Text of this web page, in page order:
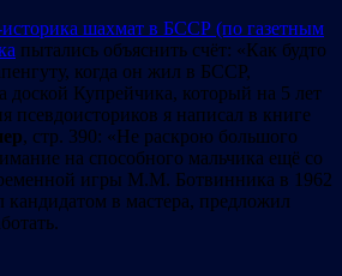
историка шахмат в БССР (по газетным
пытались объяснить счёт: «Как будто
когда он жил в БССР,
доской Купрейчика, который на 5 лет
псевдоисториков я написал в книге
, стр. 390: «Не раскрою большого
на способного мальчика ещё со
игры М.М. Ботвинника в 1962
кандидатом в мастера, предложил